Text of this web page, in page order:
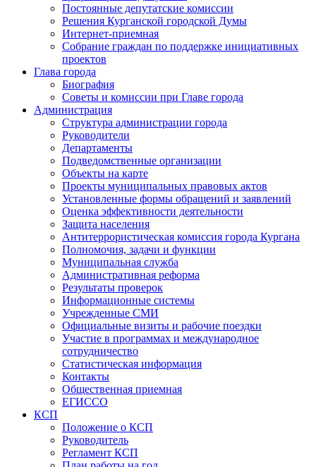
Постоянные депутатские комиссии
Решения Курганской городской Думы
Интернет-приемная
Собрание граждан по поддержке инициативных
проектов
Глава города
Биография
Советы и комиссии при Главе города
Администрация
Структура администрации города
Руководители
Департаменты
Подведомственные организации
Объекты на карте
Проекты муниципальных правовых актов
Установленные формы обращений и заявлений
Оценка эффективности деятельности
Защита населения
Антитеррористическая комиссия города Кургана
Полномочия, задачи и функции
Муниципальная служба
Административная реформа
Результаты проверок
Информационные системы
Учрежденные СМИ
Официальные визиты и рабочие поездки
Участие в программах и международное
сотрудничество
Статистическая информация
Контакты
Общественная приемная
ЕГИССО
КСП
Положение о КСП
Руководитель
Регламент КСП